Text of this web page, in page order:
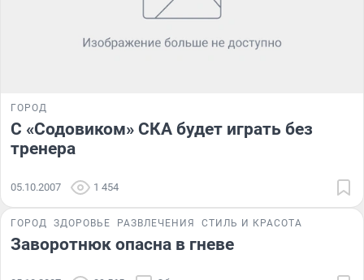
ГОРОД
С «Содовиком» СКА будет играть без
тренера
05.10.2007 1 454
ГОРОД ЗДОРОВЬЕ РАЗВЛЕЧЕНИЯ СТИЛЬ И КРАСОТА
Заворотнюк опасна в гневе